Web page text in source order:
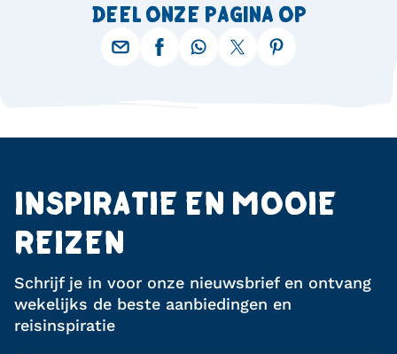
DEEL ONZE PAGINA OP
INSPIRATIE EN MOOIE
REIZEN
Schrijf je in voor onze nieuwsbrief en ontvang
wekelijks de beste aanbiedingen en
reisinspiratie